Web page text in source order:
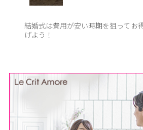
結婚式は費用が安い時期を狙ってお
げよう！